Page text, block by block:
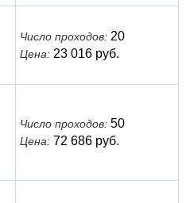
Число проходов: 20
Цена: 23 016 руб.
Число проходов: 50
Цена: 72 686 руб.